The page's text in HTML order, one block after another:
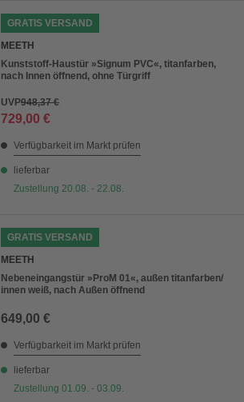
GRATIS VERSAND
MEETH
Kunststoff-Haustür »Signum PVC«, titanfarben,
nach Innen öffnend, ohne Türgriff
UVP948,37 €
729,00 €
Verfügbarkeit im Markt prüfen
lieferbar
Zustellung 20.08. - 22.08.
GRATIS VERSAND
MEETH
Nebeneingangstür »ProM 01«, außen titanfarben/
innen weiß, nach Außen öffnend
649,00 €
Verfügbarkeit im Markt prüfen
lieferbar
Zustellung 01.09. - 03.09.